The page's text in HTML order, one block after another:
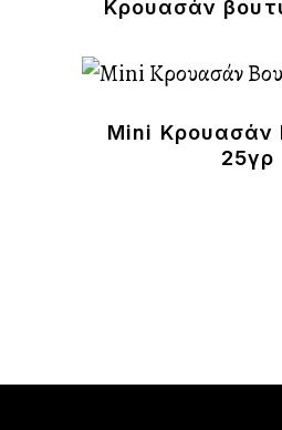
Κρουασάν
Mini Κρουασάν
25γρ